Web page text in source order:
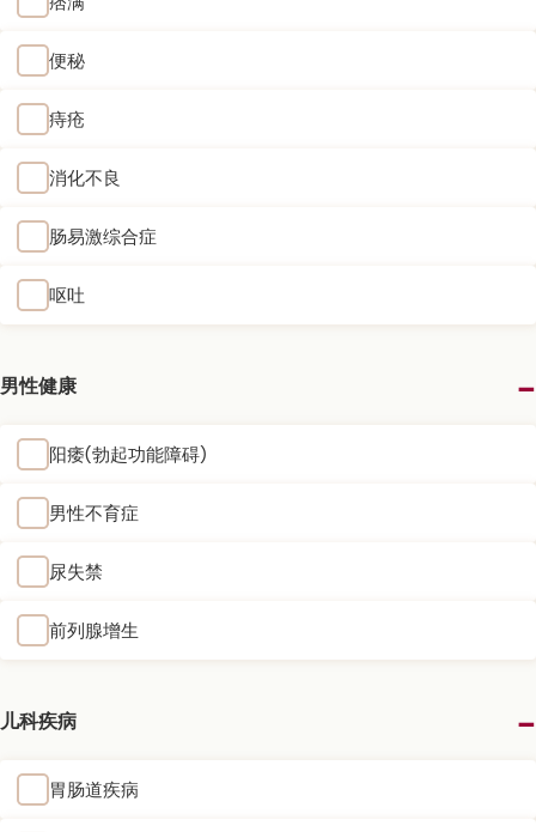
便秘
痔疮
消化不良
肠易激综合症
呕吐
男性健康
阳痿(勃起功能障碍)
男性不育症
尿失禁
前列腺增生
儿科疾病
胃肠道疾病